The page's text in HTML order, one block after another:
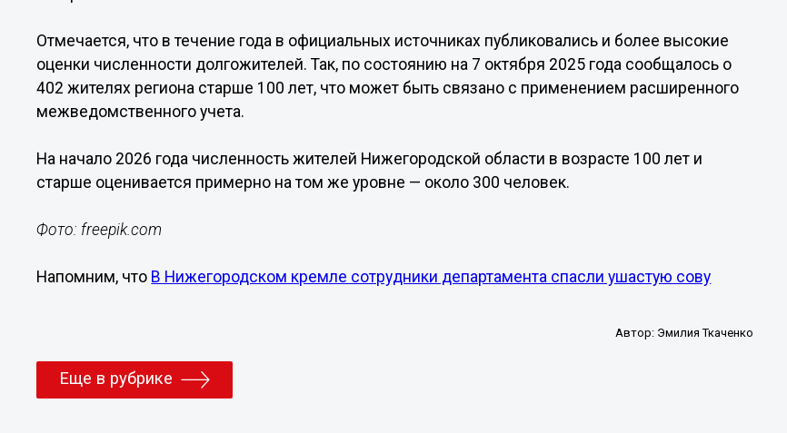
Отмечается, что в течение года в официальных источниках публиковались и более высокие
оценки численности долгожителей. Так, по состоянию на 7 октября 2025 года сообщалось о
402 жителях региона старше 100 лет, что может быть связано с применением расширенного
межведомственного учета.
На начало 2026 года численность жителей Нижегородской области в возрасте 100 лет и
старше оценивается примерно на том же уровне — около 300 человек.
Фото: freepik.com
Напомним, что В Нижегородском кремле сотрудники департамента спасли ушастую сову
Автор: Эмилия Ткаченко
Еще в рубрике